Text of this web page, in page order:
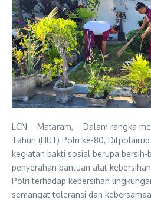
LCN – Mataram, – Dalam rangka
Tahun (HUT) Polri ke-80,
kegiatan bakti sosial berupa bersih-
penyerahan bantuan alat
Polri terhadap kebersihan
semangat toleransi dan